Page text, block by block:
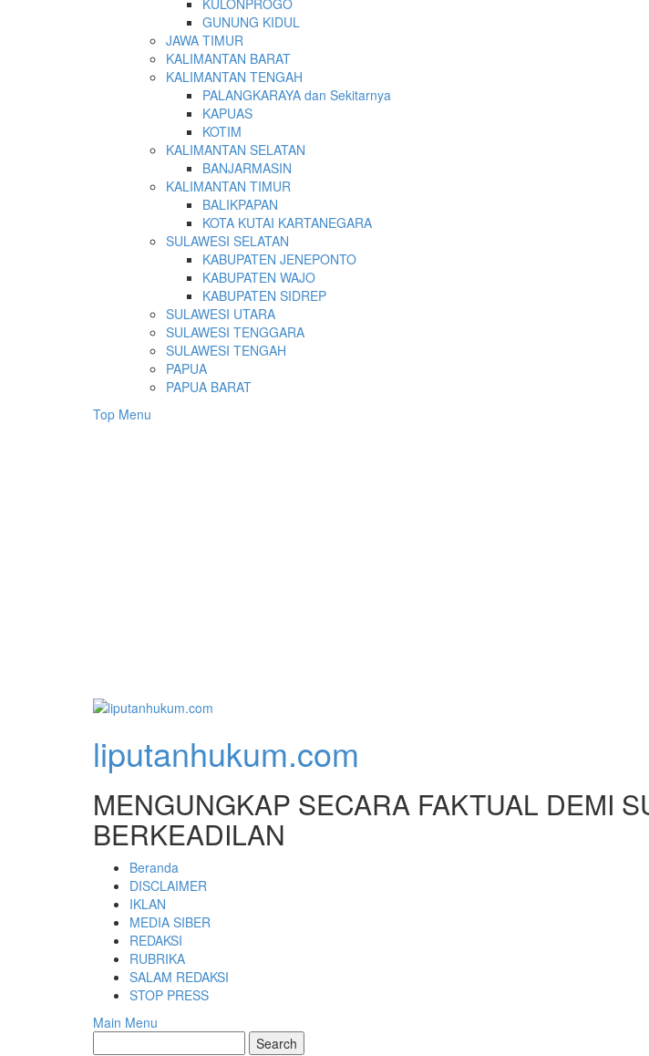
KULONPROGO
GUNUNG KIDUL
JAWA TIMUR
KALIMANTAN BARAT
KALIMANTAN TENGAH
PALANGKARAYA dan Sekitarnya
KAPUAS
KOTIM
KALIMANTAN SELATAN
BANJARMASIN
KALIMANTAN TIMUR
BALIKPAPAN
KOTA KUTAI KARTANEGARA
SULAWESI SELATAN
KABUPATEN JENEPONTO
KABUPATEN WAJO
KABUPATEN SIDREP
SULAWESI UTARA
SULAWESI TENGGARA
SULAWESI TENGAH
PAPUA
PAPUA BARAT
Top Menu
liputanhukum.com
MENGUNGKAP SECARA FAKTUAL DEMI
BERKEADILAN
Beranda
DISCLAIMER
IKLAN
MEDIA SIBER
REDAKSI
RUBRIKA
SALAM REDAKSI
STOP PRESS
Main Menu